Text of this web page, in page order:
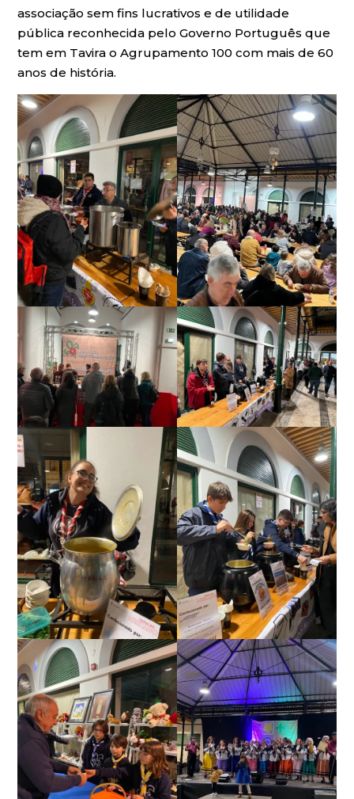
associação sem fins lucrativos e de utilidade
pública reconhecida pelo Governo Português que
tem em Tavira o Agrupamento 100 com mais de 60
anos de história.